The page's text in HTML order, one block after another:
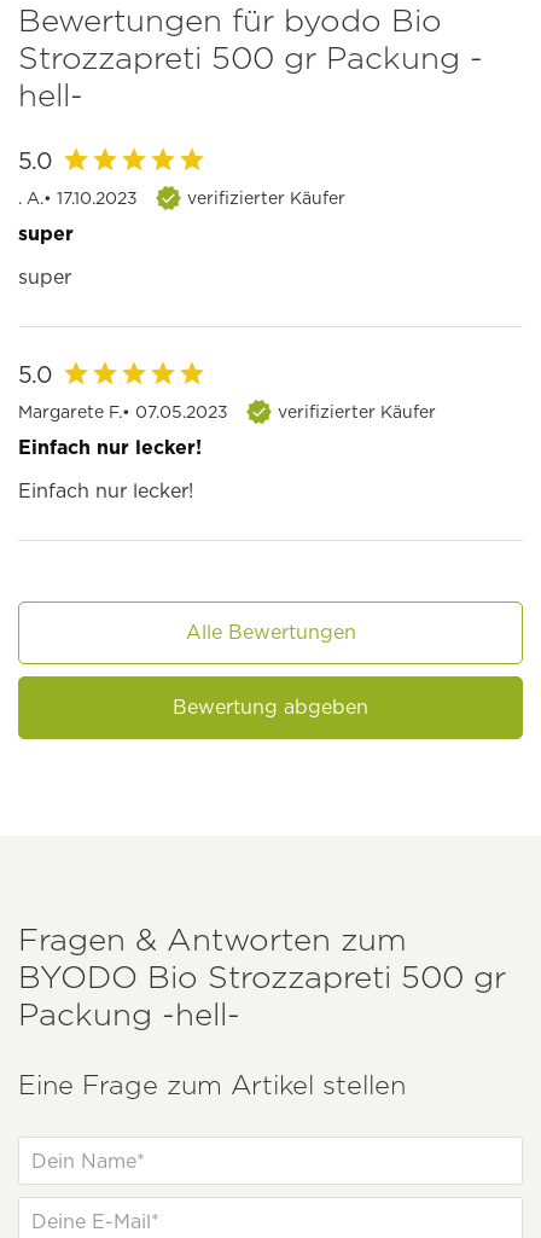
Bewertungen für byodo Bio
Strozzapreti 500 gr Packung -
hell-
5.0
. A.• 17.10.2023 verifizierter Käufer
super
super
5.0
Margarete F.• 07.05.2023 verifizierter Käufer
Einfach nur lecker!
Einfach nur lecker!
Alle Bewertungen
Bewertung abgeben
Fragen & Antworten zum
BYODO Bio Strozzapreti 500 gr
Packung -hell-
Eine Frage zum Artikel stellen